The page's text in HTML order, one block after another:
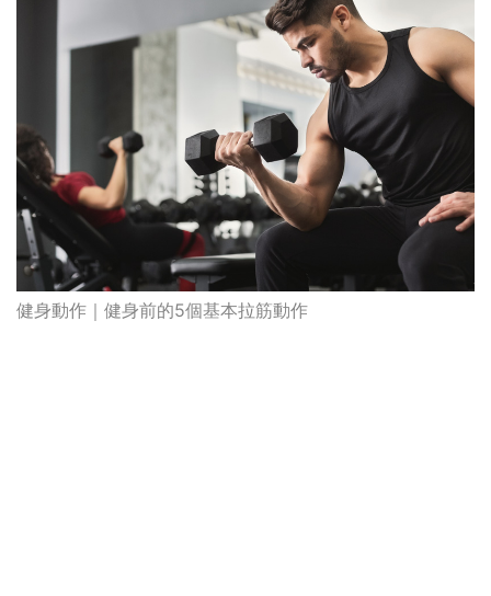
健身動作｜健身前的5個基本拉筋動作